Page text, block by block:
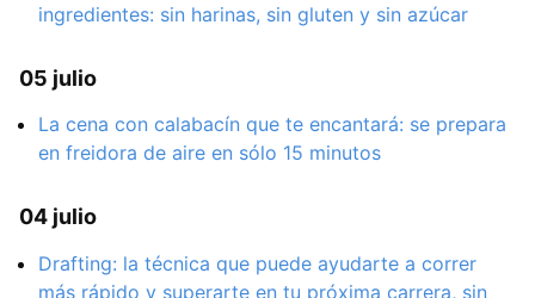
ingredientes: sin harinas, sin gluten y sin azúcar
05 julio
La cena con calabacín que te encantará: se prepara
en freidora de aire en sólo 15 minutos
04 julio
Drafting: la técnica que puede ayudarte a correr
más rápido y superarte en tu próxima carrera, sin